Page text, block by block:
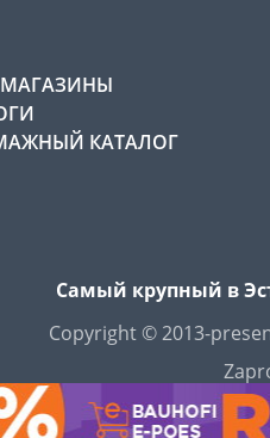
МАГАЗИНЫ
КАТАЛОГ
Самый крупный в
Copyright © 2013-